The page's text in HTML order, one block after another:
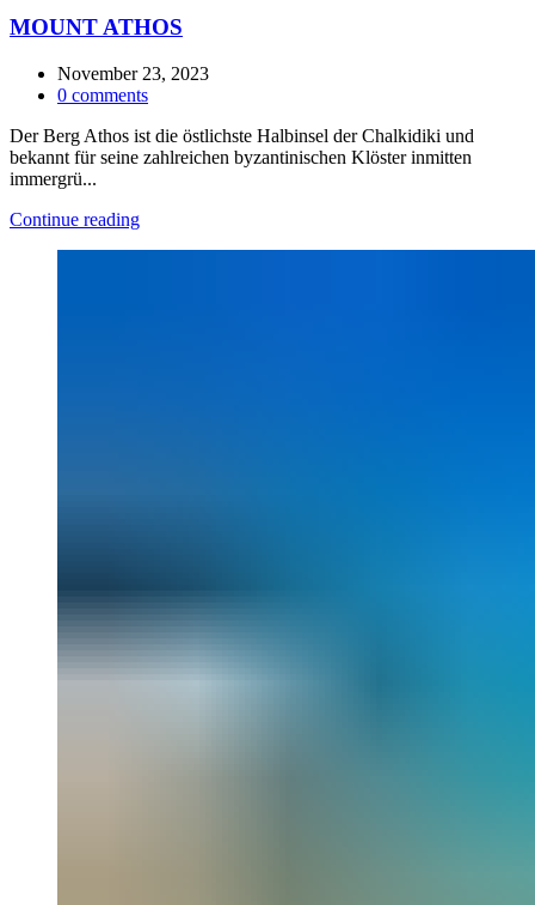
MOUNT ATHOS
November 23, 2023
0 comments
Der Berg Athos ist die östlichste Halbinsel der Chalkidiki und
bekannt für seine zahlreichen byzantinischen Klöster inmitten
immergrü...
Continue reading